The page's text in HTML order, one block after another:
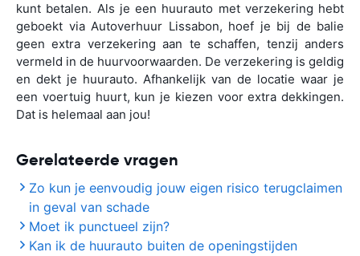
kunt betalen. Als je een huurauto met verzekering hebt
geboekt via Autoverhuur Lissabon, hoef je bij de balie
geen extra verzekering aan te schaffen, tenzij anders
vermeld in de huurvoorwaarden. De verzekering is geldig
en dekt je huurauto. Afhankelijk van de locatie waar je
een voertuig huurt, kun je kiezen voor extra dekkingen.
Dat is helemaal aan jou!
Gerelateerde vragen
Zo kun je eenvoudig jouw eigen risico terugclaimen
in geval van schade
Moet ik punctueel zijn?
Kan ik de huurauto buiten de openingstijden